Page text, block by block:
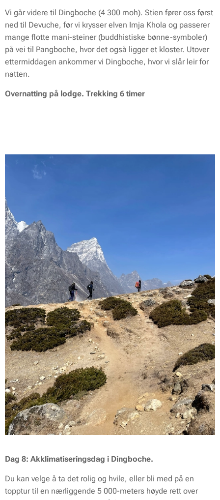
Vi går videre til Dingboche (4 300 moh). Stien fører oss først
ned til Devuche, før vi krysser elven Imja Khola og passerer
mange flotte mani-steiner (buddhistiske bønne-symboler)
på vei til Pangboche, hvor det også ligger et kloster. Utover
ettermiddagen ankommer vi Dingboche, hvor vi slår leir for
natten.
Overnatting på lodge. Trekking 6 timer
Dag 8: Akklimatiseringsdag i Dingboche.
Du kan velge å ta det rolig og hvile, eller bli med på en
topptur til en nærliggende 5 000-meters høyde rett over